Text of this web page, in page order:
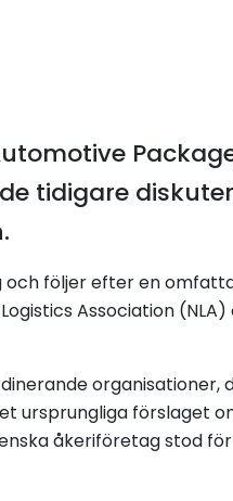
tidigare
följer efter en
Association (NLA)
organisationer,
ursprungliga förslaget
åkeriföretag stod